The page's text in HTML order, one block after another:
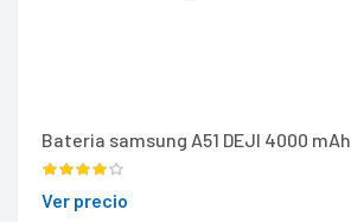
Bateria samsung A51 DEJI 4000 mAh
Ver precio